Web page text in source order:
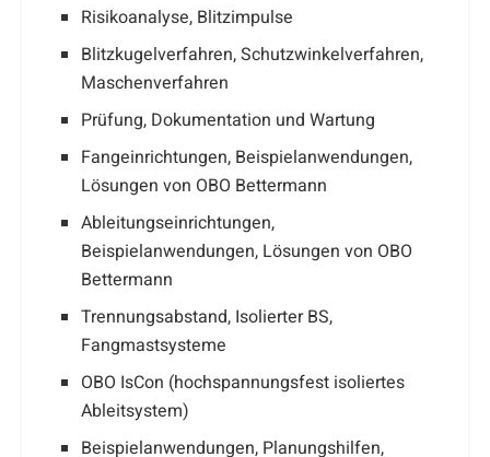
Risikoanalyse, Blitzimpulse
Blitzkugelverfahren, Schutzwinkelverfahren,
Maschenverfahren
Prüfung, Dokumentation und Wartung
Fangeinrichtungen, Beispielanwendungen,
Lösungen von OBO Bettermann
Ableitungseinrichtungen,
Beispielanwendungen, Lösungen von OBO
Bettermann
Trennungsabstand, Isolierter BS,
Fangmastsysteme
OBO IsCon (hochspannungsfest isoliertes
Ableitsystem)
Beispielanwendungen, Planungshilfen,